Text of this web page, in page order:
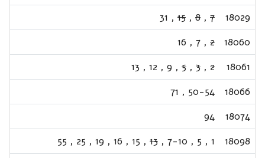
18029
7
,
8
,
15
,
31
18060
2
,
7
,
16
18061
2
,
3
,
5
,
9
,
12
,
13
18066
50-54
,
71
18074
94
18098
1
,
5
,
7-10
,
13
,
15
,
16
,
19
,
25
,
55